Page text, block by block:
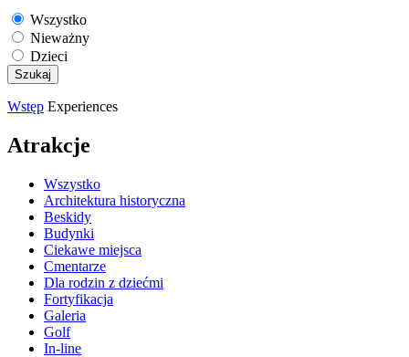
Wszystko
Nieważny
Dzieci
Wstęp Experiences
Atrakcje
Wszystko
Architektura historyczna
Beskidy
Budynki
Ciekawe miejsca
Cmentarze
Dla rodzin z dziećmi
Fortyfikacja
Galeria
Golf
In-line